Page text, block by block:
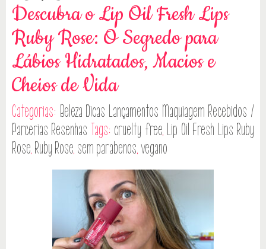
Descubra o Lip Oil Fresh Lips
Ruby Rose: O Segredo para
Lábios Hidratados, Macios e
Cheios de Vida
Categorias: Beleza Dicas Lançamentos Maquiagem Recebidos /
Parcerias Resenhas Tags: cruelty free, Lip Oil Fresh Lips Ruby
Rose, Ruby Rose, sem parabenos,vegano